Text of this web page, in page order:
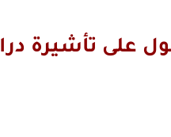
على تأشيرة